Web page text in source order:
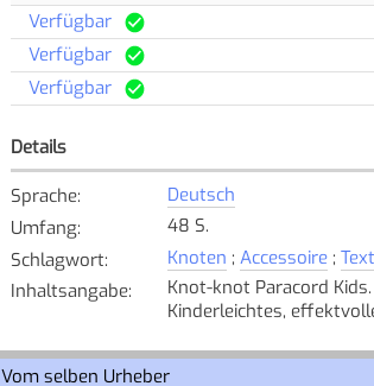
Verfügbar
Verfügbar
Verfügbar
Details
Sprache:
Deutsch
Umfang:
48 S.
Schlagwort: Knoten ; Accessoire;
Inhaltsangabe:
Knot-knot Paracord
Kinderleichtes,
Vom selben Urheber